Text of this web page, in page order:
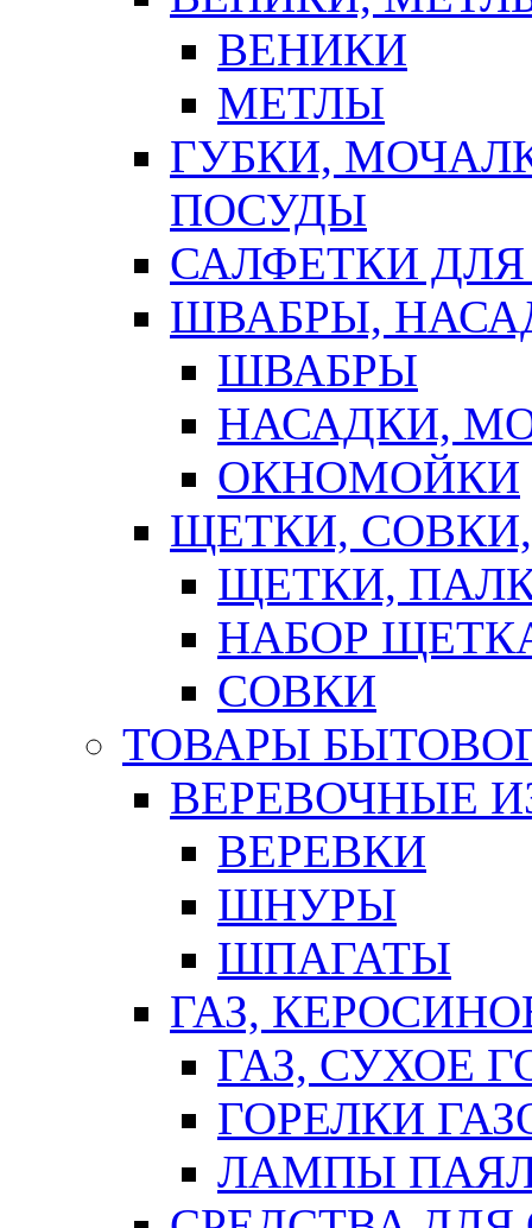
ВЕНИКИ
МЕТЛЫ
ГУБКИ,
ПОСУДЫ
САЛФЕТКИ
ШВАБРЫ,
ШВАБРЫ
НАСАДКИ,
ОКНОМОЙКИ
ЩЕТКИ,
ЩЕТКИ,
НАБОР
СОВКИ
ТОВАРЫ
ВЕРЕВОЧНЫЕ
ВЕРЕВКИ
ШНУРЫ
ШПАГАТЫ
ГАЗ,
ГАЗ, СУХОЕ
ГОРЕЛКИ
ЛАМПЫ